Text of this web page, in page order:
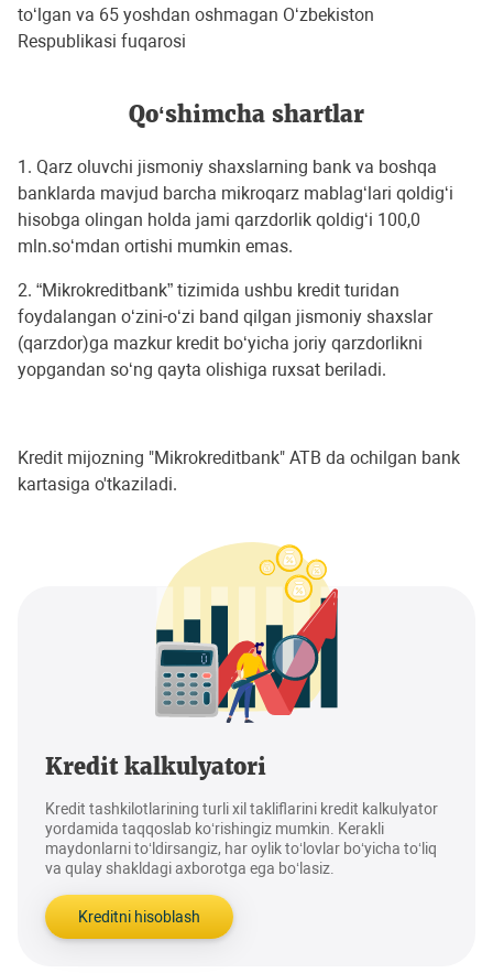
to‘lgan va 65 yoshdan oshmagan O‘zbekiston
Respublikasi fuqarosi
Qo‘shimcha shartlar
1. Qarz oluvchi jismoniy shaxslarning bank va boshqa
banklarda mavjud barcha mikroqarz mablag‘lari qoldig‘i
hisobga olingan holda jami qarzdorlik qoldig‘i 100,0
mln.so‘mdan ortishi mumkin emas.
2. “Mikrokreditbank” tizimida ushbu kredit turidan
foydalangan o‘zini-o‘zi band qilgan jismoniy shaxslar
(qarzdor)ga mazkur kredit bo‘yicha joriy qarzdorlikni
yopgandan so‘ng qayta olishiga ruxsat beriladi.
Kredit mijozning "Mikrokreditbank" ATB da ochilgan bank
kartasiga o'tkaziladi.
Kredit kalkulyatori
Kredit tashkilotlarining turli xil takliflarini kredit kalkulyator
yordamida taqqoslab ko‘rishingiz mumkin. Kerakli
maydonlarni to‘ldirsangiz, har oylik to‘lovlar bo‘yicha to‘liq
va qulay shakldagi axborotga ega bo‘lasiz.
Kreditni hisoblash